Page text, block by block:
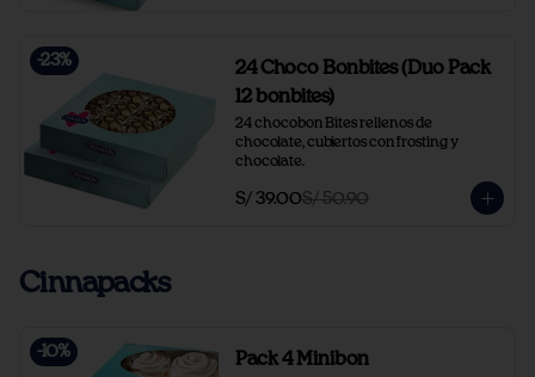
-23%
24 Choco Bonbites (Duo Pack
12 bonbites)
24 chocobon Bites rellenos de
chocolate, cubiertos con frosting y
chocolate.
S/ 39.00S/ 50.90
Cinnapacks
-10% Pack 4 Minibon